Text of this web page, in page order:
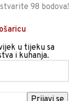
98 bodova!
u tijeku sa
i kuhanja.